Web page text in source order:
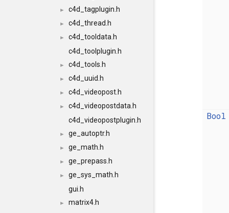
► c4d_tagplugin.h
► c4d_thread.h
►
c4d_tooldata.h
c4d_toolplugin.h
► c4d_tools.h
► c4d_uuid.h
► c4d_videopost.h
►
c4d_videopostdata.h
c4d_videopostplugin.h
► ge_autoptr.h
► ge_math.h
► ge_prepass.h
►
ge_sys_math.h
gui.h
►
matrix4.h
Bool